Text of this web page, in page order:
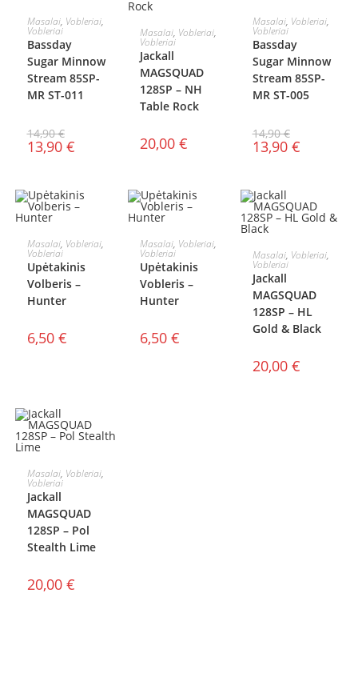
AKCIJA!
Į KREPŠELĮ
Masalai, Vobleriai,
Vobleriai
Bassday
Sugar Minnow
Stream 85SP-
MR ST-011
14,90€
13,90 €
Į KREPŠELĮ
Masalai, Vobleriai,
Vobleriai
Jackall
MAGSQUAD
128SP – NH
Table Rock
20,00 €
AKCIJA!
Į KREPŠELĮ
Masalai, Vobleriai,
Vobleriai
Bassday
Sugar Minnow
Stream 85SP-
MR ST-005
14,90€
13,90 €
Į KREPŠELĮ
Masalai, Vobleriai,
Vobleriai
Upėtakinis
Volberis –
Hunter
6,50 €
Į KREPŠELĮ
Masalai, Vobleriai,
Vobleriai
Upėtakinis
Vobleris –
Hunter
6,50 €
Į KREPŠELĮ
Masalai, Vobleriai,
Vobleriai
Jackall
MAGSQUAD
128SP – HL
Gold & Black
20,00 €
Į KREPŠELĮ
Masalai, Vobleriai,
Vobleriai
Jackall
MAGSQUAD
128SP – Pol
Stealth Lime
20,00 €